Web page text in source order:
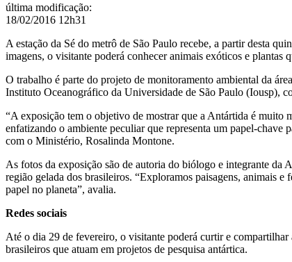
última modificação:
18/02/2016 12h31
A estação da Sé do metrô de São Paulo recebe, a partir desta
imagens, o visitante poderá conhecer animais exóticos e plantas
O trabalho é parte do projeto de monitoramento ambiental da
Instituto Oceanográfico da Universidade de São Paulo
“A exposição tem o objetivo de mostrar que a Antártida é muito
enfatizando o ambiente peculiar que representa um papel-
com o Ministério, Rosalinda Montone.
As fotos da exposição são de autoria do biólogo e integrante da
região gelada dos brasileiros. “Exploramos paisagens, animais
papel no planeta”, avalia.
Redes sociais
Até o dia 29 de fevereiro, o visitante poderá curtir e
brasileiros que atuam em projetos de pesquisa antártica.